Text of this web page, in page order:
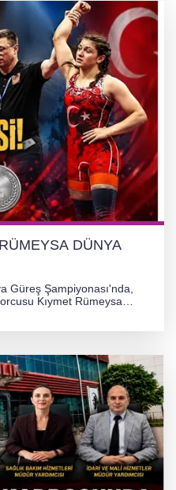
DÜNYA
Güreş Şampiyonası'nda,
Kıymet Rümeysa